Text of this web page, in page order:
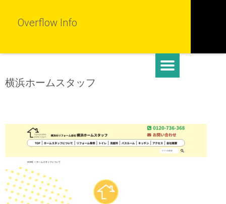
Overflow Info
横浜ホームスタッフ